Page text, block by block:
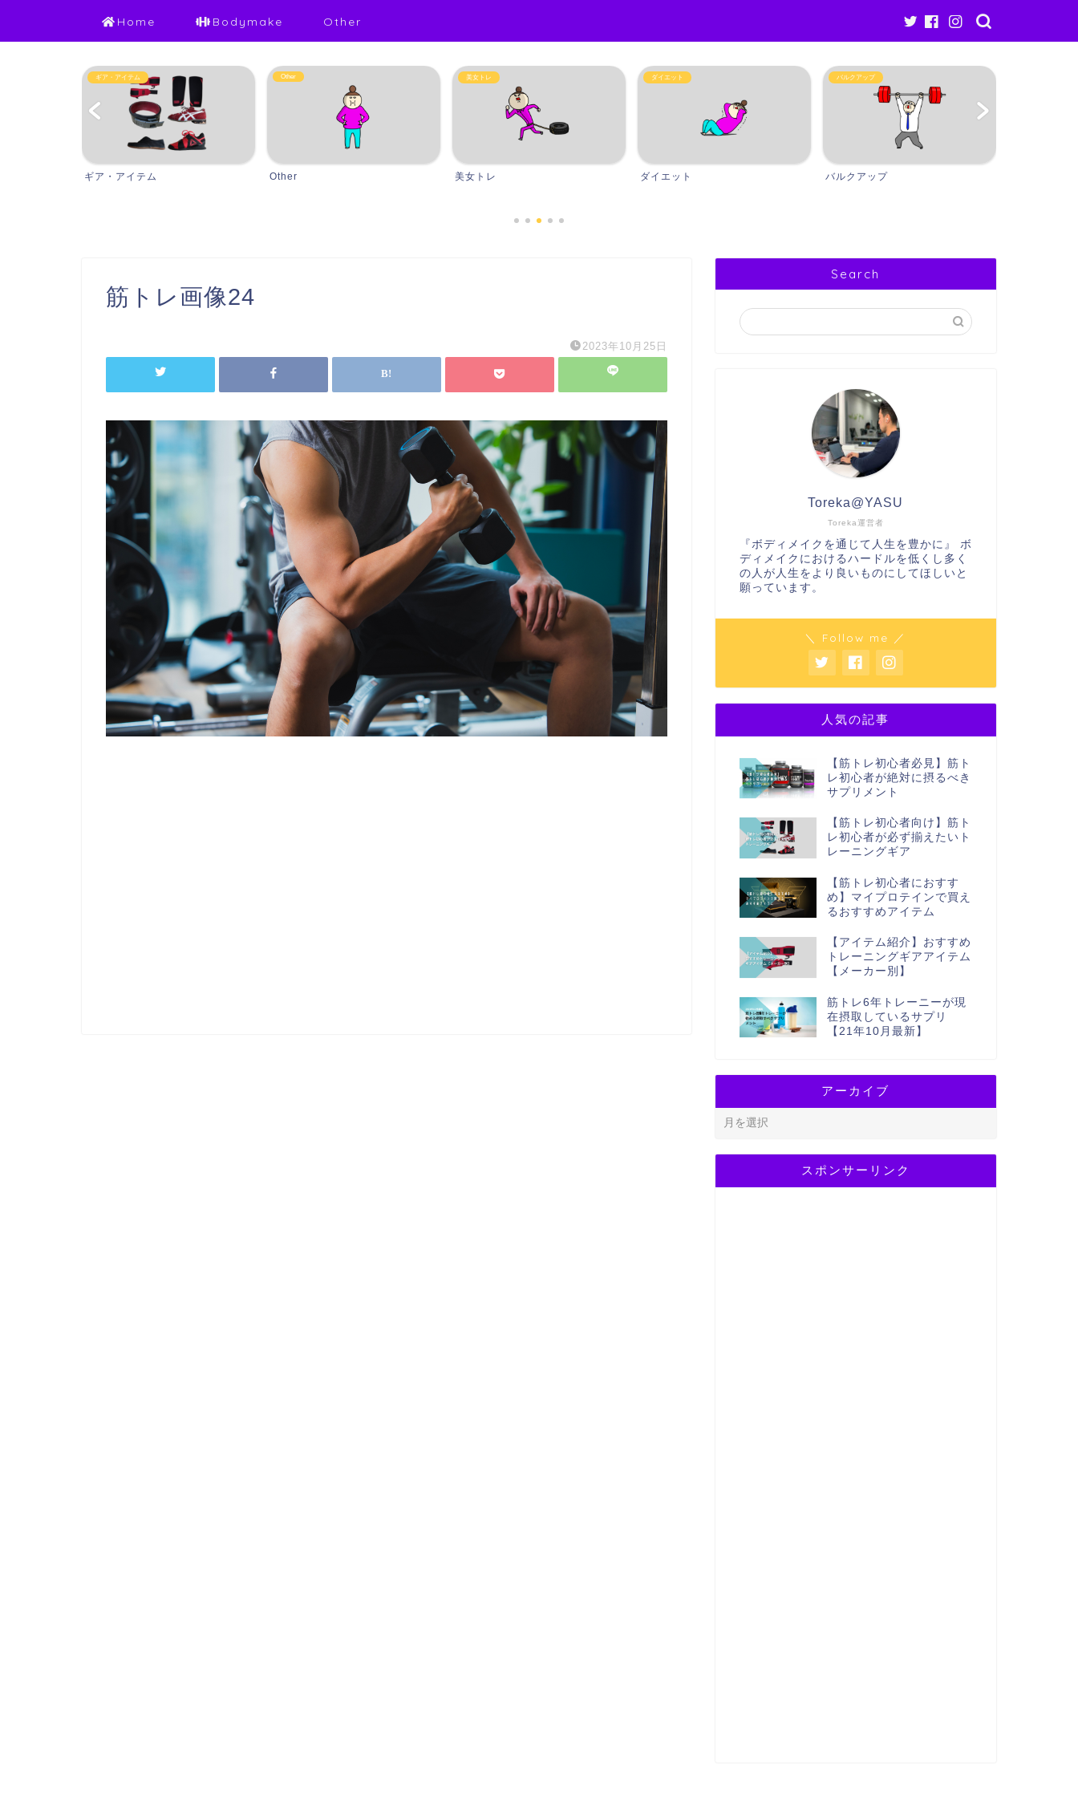
Home Bodymake Other
ギア・アイテム
ギア・アイテム
Other
Other
美女トレ
美女トレ
ダイエット
ダイエット
バルクアップ
バルクアップ
筋トレ画像24
2023年10月25日
Search
Toreka運営者
Toreka@YASU
『ボディメイクを通じて人生を豊かに』 ボ
ディメイクにおけるハードルを低くし多く
の人が人生をより良いものにしてほしいと
願っています。
＼ Follow me ／
人気の記事
【筋トレ初心者必見】筋ト
レ初心者が絶対に摂るべき
サプリメント
【筋トレ初心者向け】筋ト
レ初心者が必ず揃えたいト
レーニングギア
【筋トレ初心者におすす
め】マイプロテインで買え
るおすすめアイテム
【アイテム紹介】おすすめ
トレーニングギアアイテム
【メーカー別】
筋トレ6年トレーニーが現
在摂取しているサプリ
【21年10月最新】
アーカイブ
スポンサーリンク